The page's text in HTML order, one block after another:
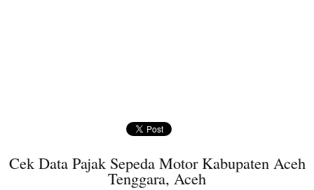
Cek Data Pajak Sepeda Motor Kabupaten Aceh
Tenggara, Aceh